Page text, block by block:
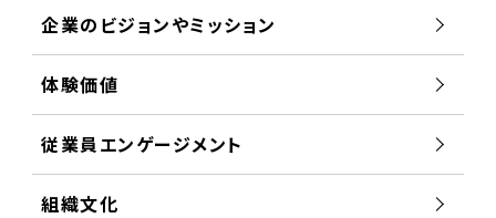
企業のビジョンやミッション
体験価値
従業員エンゲージメント
組織文化